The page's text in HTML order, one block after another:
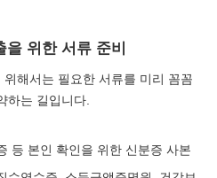
을 위한 서류 준비
해서는 필요한 서류를 미리 꼼꼼
하는 길입니다.
등 본인 확인을 위한 신분증 사본